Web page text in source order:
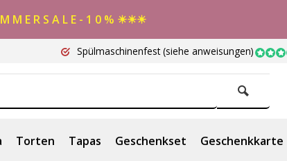
M E R S A L E - 1 0 % ☀☀☀
Spülmaschinenfest(siehe anweisungen)
Torten Tapas Geschenkset Geschenkkarte